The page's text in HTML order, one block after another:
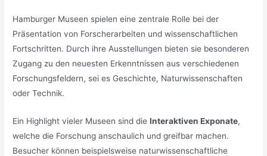
Hamburger Museen spielen eine zentrale Rolle bei der
Präsentation von Forscherarbeiten und wissenschaftlichen
Fortschritten. Durch ihre Ausstellungen bieten sie besonderen
Zugang zu den neuesten Erkenntnissen aus verschiedenen
Forschungsfeldern, sei es Geschichte, Naturwissenschaften
oder Technik.
Ein Highlight vieler Museen sind dieInteraktiven Exponate,
welche die Forschung anschaulich und greifbar machen.
Besucher können beispielsweise naturwissenschaftliche